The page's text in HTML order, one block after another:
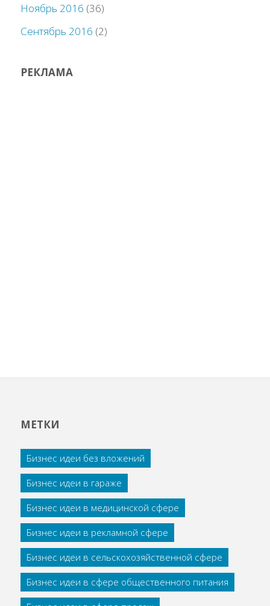
Ноябрь 2016 (36)
Сентябрь 2016 (2)
РЕКЛАМА
МЕТКИ
Бизнес идеи без вложений
Бизнес идеи в гараже
Бизнес идеи в медицинской сфере
Бизнес идеи в рекламной сфере
Бизнес идеи в сельскохозяйственной сфере
Бизнес идеи в сфере общественного питания